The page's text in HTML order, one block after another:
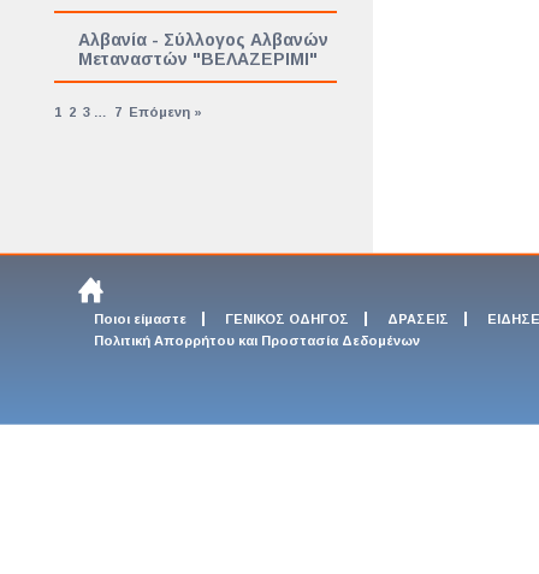
Αλβανία - Σύλλογος Αλβανών
Μεταναστών "ΒΕΛΑΖΕΡΙΜΙ"
1 2 3 7 Επόμενη »
Ποιοι είμαστε ΓΕΝΙΚΟΣ ΟΔΗΓΟΣ ΔΡΑΣΕΙΣ
Πολιτική Απορρήτου και Προστασία Δεδομένων